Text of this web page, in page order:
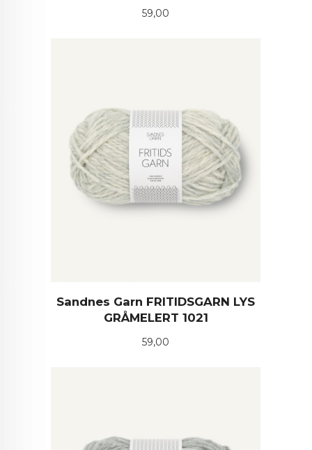
Pris
59,00
Sandnes Garn FRITIDSGARN LYS
GRÅMELERT 1021
Pris
59,00